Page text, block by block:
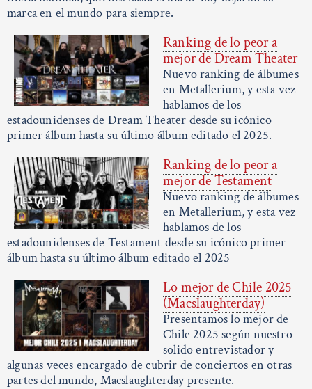
marca en el mundo para siempre.
Ranking de lo peor a
mejor de Dream Theater
Nuevo ranking de álbumes
en Metallerium, y esta vez
hablamos de los
estadounidenses de Dream Theater desde su icónico
primer álbum hasta su último álbum editado el 2025.
Ranking de lo peor a
mejor de Testament
Nuevo ranking de álbumes
en Metallerium, y esta vez
hablamos de los
estadounidenses de Testament desde su icónico primer
álbum hasta su último álbum editado el 2025
Lo mejor de Chile 2025
(Macslaughterday)
Presentamos lo mejor de
Chile 2025 según nuestro
solido entrevistador y
algunas veces encargado de cubrir de conciertos en otras
partes del mundo, Macslaughterday presente.